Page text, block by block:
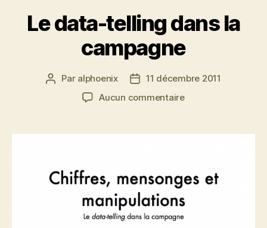
Le data-telling dans la
campagne
Auteur
Par alphoenix
Date11 décembre 2011
Aucun commentairesur
telling
campagne